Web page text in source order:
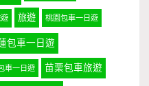
旅遊 桃園包車一日遊
包車一日遊
車一日遊 苗栗包車旅遊